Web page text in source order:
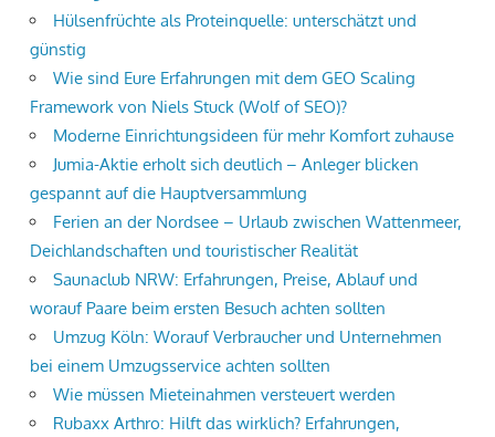
Hülsenfrüchte als Proteinquelle: unterschätzt und
günstig
Wie sind Eure Erfahrungen mit dem GEO Scaling
Framework von Niels Stuck (Wolf of SEO)?
Moderne Einrichtungsideen für mehr Komfort zuhause
Jumia-Aktie erholt sich deutlich – Anleger blicken
gespannt auf die Hauptversammlung
Ferien an der Nordsee – Urlaub zwischen Wattenmeer,
Deichlandschaften und touristischer Realität
Saunaclub NRW: Erfahrungen, Preise, Ablauf und
worauf Paare beim ersten Besuch achten sollten
Umzug Köln: Worauf Verbraucher und Unternehmen
bei einem Umzugsservice achten sollten
Wie müssen Mieteinahmen versteuert werden
Rubaxx Arthro: Hilft das wirklich? Erfahrungen,